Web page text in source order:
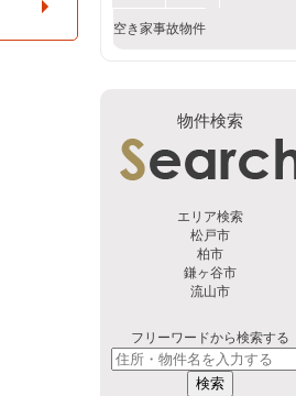
空き家事故物件
物件検索
エリア検索
松戸市
柏市
鎌ヶ谷市
流山市
フリーワードから検索する
検索